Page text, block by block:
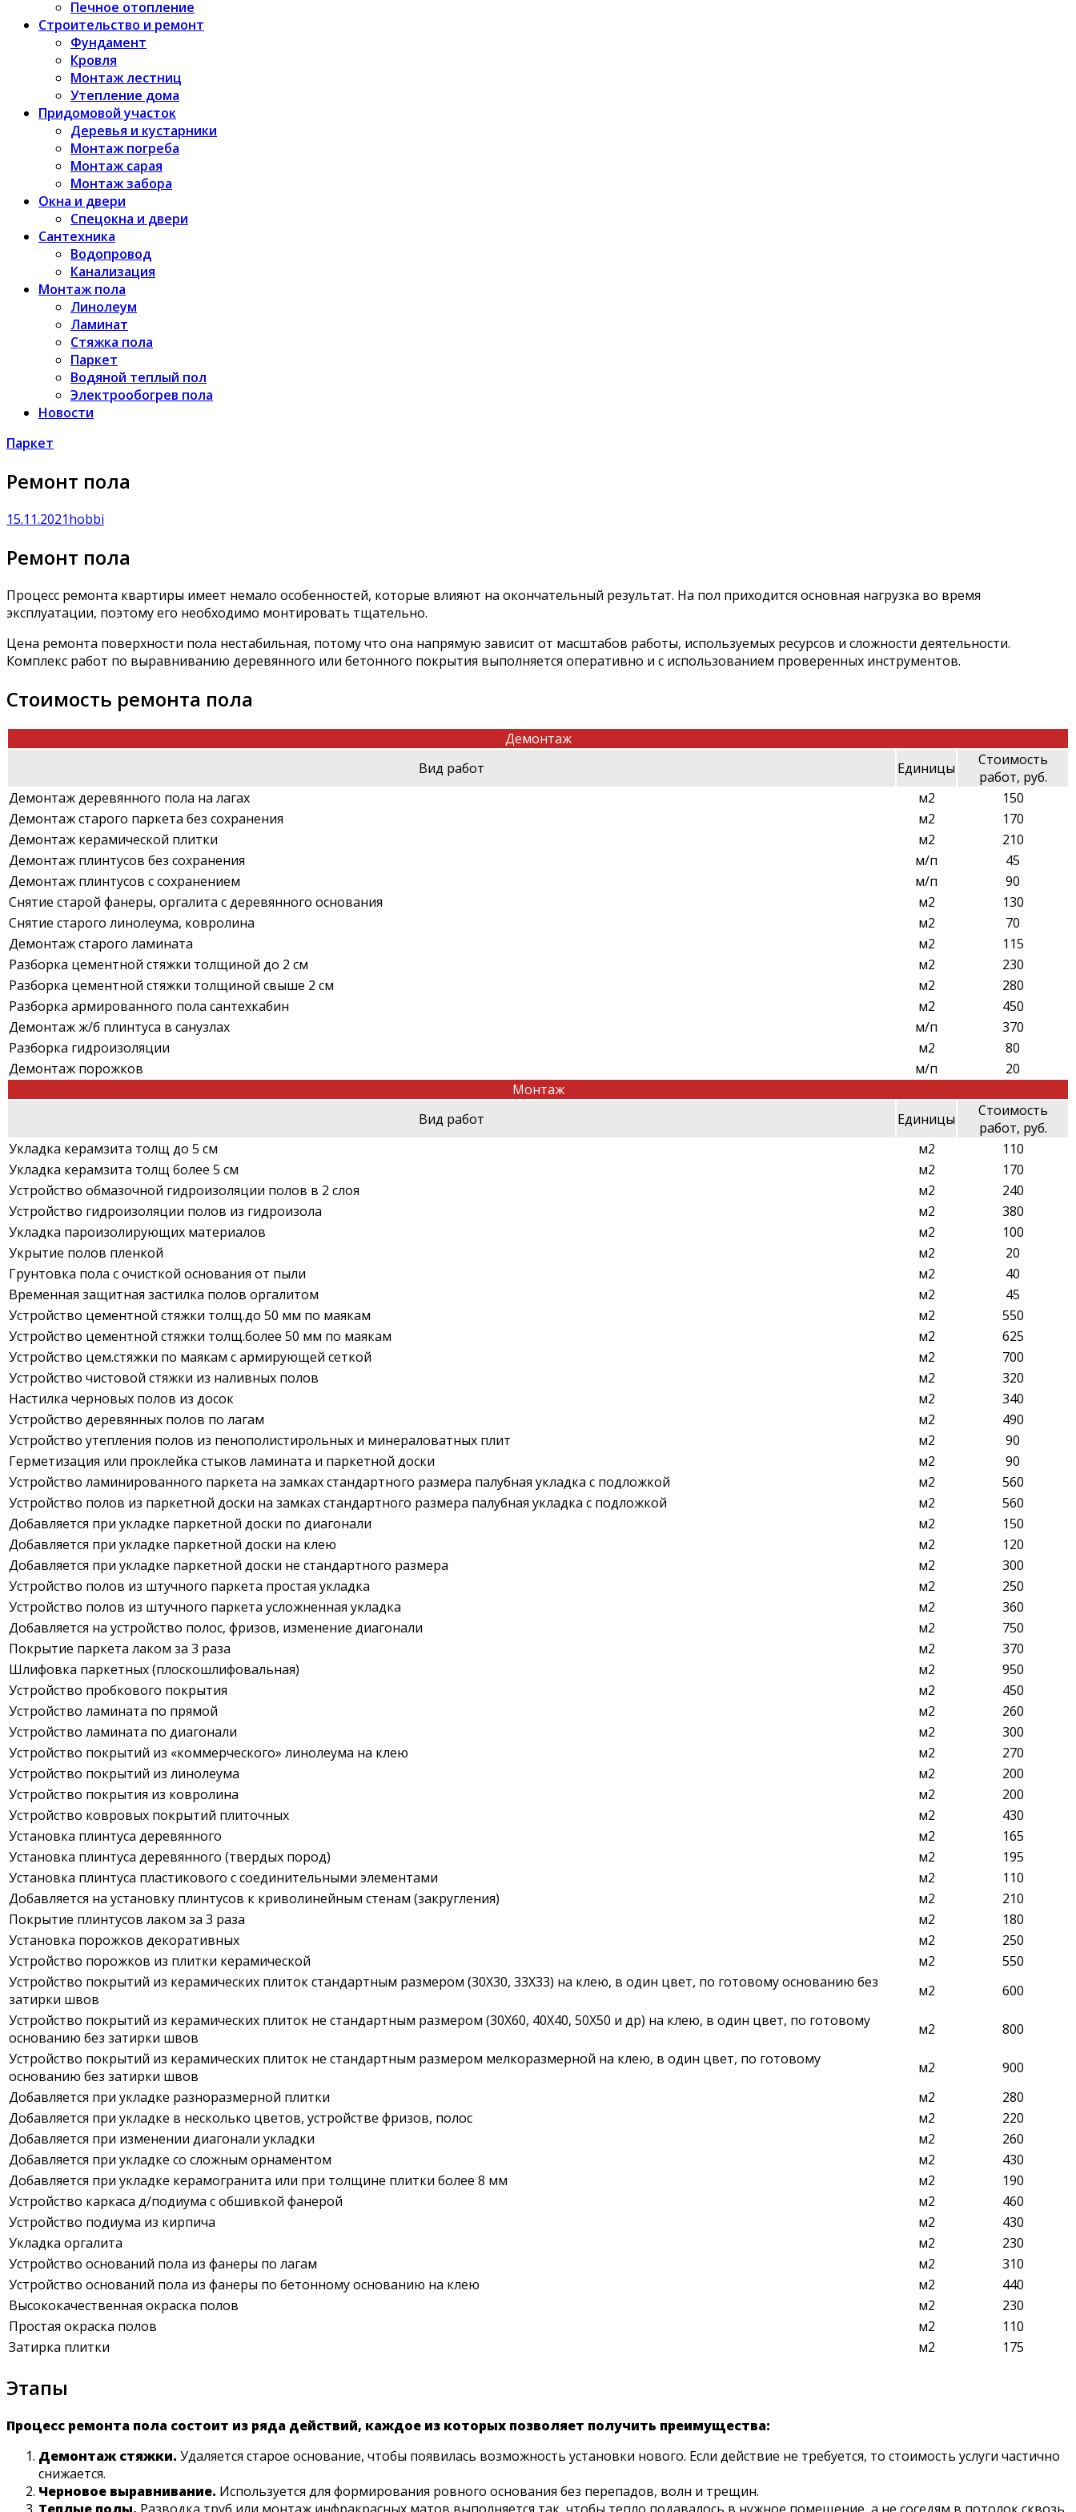
Печное отопление
Строительство и ремонт
Фундамент
Кровля
Монтаж лестниц
Утепление дома
Придомовой участок
Деревья и кустарники
Монтаж погреба
Монтаж сарая
Монтаж забора
Окна и двери
Спецокна и двери
Сантехника
Водопровод
Канализация
Монтаж пола
Линолеум
Ламинат
Стяжка пола
Паркет
Водяной теплый пол
Электрообогрев пола
Новости
Паркет
Ремонт пола
15.11.2021hobbi
Ремонт пола
Процесс ремонта квартиры имеет немало особенностей, которые влияют на окончательный результат. На пол приходится основная нагрузка во время
эксплуатации, поэтому его необходимо монтировать тщательно.
Цена ремонта поверхности пола нестабильная, потому что она напрямую зависит от масштабов работы, используемых ресурсов и сложности деятельности.
Комплекс работ по выравниванию деревянного или бетонного покрытия выполняется оперативно и с использованием проверенных инструментов.
Стоимость ремонта пола
Демонтаж
Вид работ
Единицы
Стоимость
работ, руб.
Демонтаж деревянного пола на лагах
м2
150
Демонтаж старого паркета без сохранения
м2
170
Демонтаж керамической плитки
м2
210
Демонтаж плинтусов без сохранения
м/п
45
Демонтаж плинтусов с сохранением
м/п
90
Снятие старой фанеры, оргалита с деревянного основания
м2
130
Снятие старого линолеума, ковролина
м2
70
Демонтаж старого ламината
м2
115
Разборка цементной стяжки толщиной до 2 см
м2
230
Разборка цементной стяжки толщиной свыше 2 см
м2
280
Разборка армированного пола сантехкабин
м2
450
Демонтаж ж/б плинтуса в санузлах
м/п
370
Разборка гидроизоляции
м2
80
Демонтаж порожков
м/п
20
Монтаж
Вид работ
Единицы
Стоимость
работ, руб.
Укладка керамзита толщ до 5 см
м2
110
Укладка керамзита толщ более 5 см
м2
170
Устройство обмазочной гидроизоляции полов в 2 слоя
м2
240
Устройство гидроизоляции полов из гидроизола
м2
380
Укладка пароизолирующих материалов
м2
100
Укрытие полов пленкой
м2
20
Грунтовка пола с очисткой основания от пыли
м2
40
Временная защитная застилка полов оргалитом
м2
45
Устройство цементной стяжки толщ.до 50 мм по маякам
м2
550
Устройство цементной стяжки толщ.более 50 мм по маякам
м2
625
Устройство цем.стяжки по маякам с армирующей сеткой
м2
700
Устройство чистовой стяжки из наливных полов
м2
320
Настилка черновых полов из досок
м2
340
Устройство деревянных полов по лагам
м2
490
Устройство утепления полов из пенополистирольных и минераловатных плит
м2
90
Герметизация или проклейка стыков ламината и паркетной доски
м2
90
Устройство ламинированного паркета на замках стандартного размера палубная укладка с подложкой
м2
560
Устройство полов из паркетной доски на замках стандартного размера палубная укладка с подложкой
м2
560
Добавляется при укладке паркетной доски по диагонали
м2
150
Добавляется при укладке паркетной доски на клею
м2
120
Добавляется при укладке паркетной доски не стандартного размера
м2
300
Устройство полов из штучного паркета простая укладка
м2
250
Устройство полов из штучного паркета усложненная укладка
м2
360
Добавляется на устройство полос, фризов, изменение диагонали
м2
750
Покрытие паркета лаком за 3 раза
м2
370
Шлифовка паркетных (плоскошлифовальная)
м2
950
Устройство пробкового покрытия
м2
450
Устройство ламината по прямой
м2
260
Устройство ламината по диагонали
м2
300
Устройство покрытий из «коммерческого» линолеума на клею
м2
270
Устройство покрытий из линолеума
м2
200
Устройство покрытия из ковролина
м2
200
Устройство ковровых покрытий плиточных
м2
430
Установка плинтуса деревянного
м2
165
Установка плинтуса деревянного (твердых пород)
м2
195
Установка плинтуса пластикового с соединительными элементами
м2
110
Добавляется на установку плинтусов к криволинейным стенам (закругления)
м2
210
Покрытие плинтусов лаком за 3 раза
м2
180
Установка порожков декоративных
м2
250
Устройство порожков из плитки керамической
м2
550
Устройство покрытий из керамических плиток стандартным размером (30Х30, 33Х33) на клею, в один цвет, по готовому основанию без
затирки швов
м2
600
Устройство покрытий из керамических плиток не стандартным размером (30Х60, 40Х40, 50Х50 и др) на клею, в один цвет, по готовому
основанию без затирки швов
м2
800
Устройство покрытий из керамических плиток не стандартным размером мелкоразмерной на клею, в один цвет, по готовому
основанию без затирки швов
м2
900
Добавляется при укладке разноразмерной плитки
м2
280
Добавляется при укладке в несколько цветов, устройстве фризов, полос
м2
220
Добавляется при изменении диагонали укладки
м2
260
Добавляется при укладке со сложным орнаментом
м2
430
Добавляется при укладке керамогранита или при толщине плитки более 8 мм
м2
190
Устройство каркаса д/подиума с обшивкой фанерой
м2
460
Устройство подиума из кирпича
м2
430
Укладка оргалита
м2
230
Устройство оснований пола из фанеры по лагам
м2
310
Устройство оснований пола из фанеры по бетонному основанию на клею
м2
440
Высококачественная окраска полов
м2
230
Простая окраска полов
м2
110
Затирка плитки
м2 175
Этапы
Процесс ремонта пола состоит из ряда действий, каждое из которых позволяет получить преимущества:
Демонтаж стяжки. Удаляется старое основание, чтобы появилась возможность установки нового. Если действие не требуется, то стоимость услуги частично
снижается.
Черновое выравнивание. Используется для формирования ровного основания без перепадов, волн и трещин.